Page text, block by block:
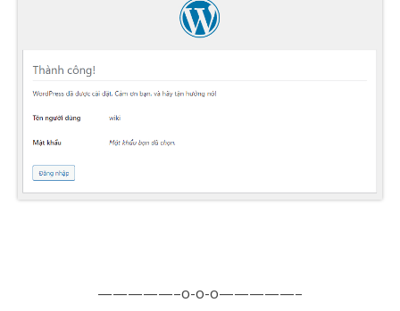
—————–o-o-o—————–